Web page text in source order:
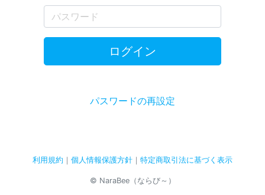
ログイン
パスワードの再設定
利用規約 ｜ 個人情報保護方針 ｜ 特定商取引法に基づく表示
© NaraBee（ならび～）